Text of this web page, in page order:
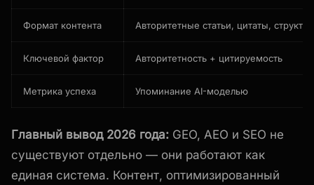
Формат контента Авторитетные статьи, цитаты,
Ключевой фактор Авторитетность + цитируемость
Метрика успеха Упоминание AI-моделью
Главный вывод 2026 года: GEO, AEO и SEO не
существуют отдельно — они работают как
единая система. Контент, оптимизированный